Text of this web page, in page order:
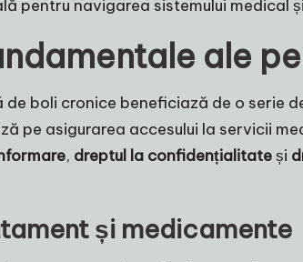
pentru navigarea sistemului medical
ale
de boli cronice beneficiază de o
pe asigurarea accesului la servicii
, dreptul la confidențialitateși
și medicamente